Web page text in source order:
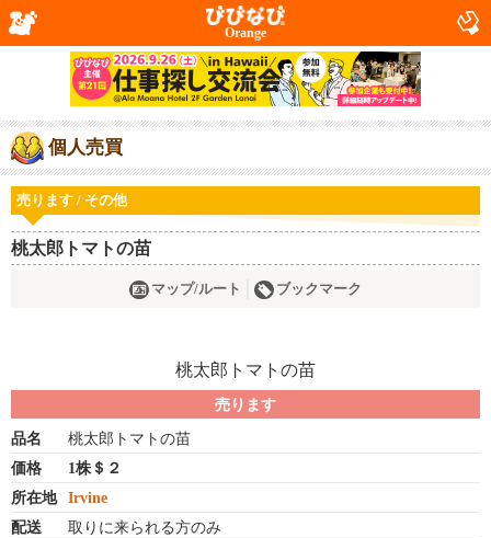
Orange
個人売買
売ります / その他
桃太郎トマトの苗
マップ/ルート ブックマーク
売ります
品名
桃太郎トマトの苗
価格
1株＄２
所在地
Irvine
配送
取りに来られる方のみ